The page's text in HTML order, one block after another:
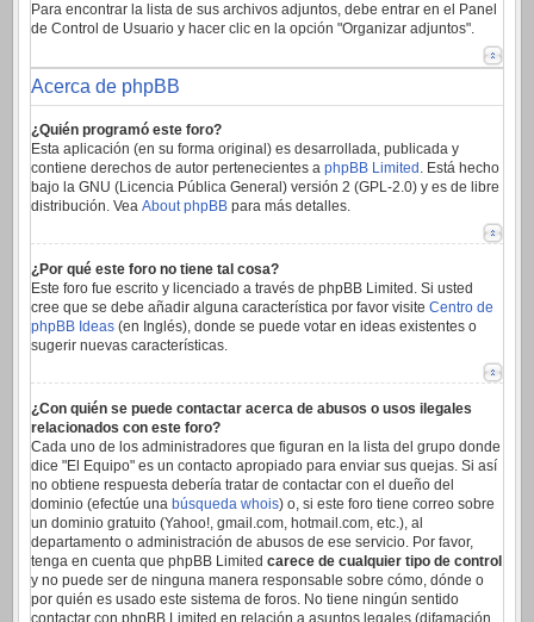
Para encontrar la lista de sus archivos adjuntos, debe entrar en el Panel
de Control de Usuario y hacer clic en la opción "Organizar adjuntos".
Acerca de phpBB
¿Quién programó este foro?
Esta aplicación (en su forma original) es desarrollada, publicada y
contiene derechos de autor pertenecientes a phpBB Limited . Está hecho
bajo la GNU (Licencia Pública General) versión 2 (GPL-2.0) y es de libre
distribución. Vea About phpBB para más detalles.
¿Por qué este foro no tiene tal cosa?
Este foro fue escrito y licenciado a través de phpBB Limited. Si usted
cree que se debe añadir alguna característica por favor visite Centro de
phpBB Ideas (en Inglés), donde se puede votar en ideas existentes o
sugerir nuevas características.
¿Con quién se puede contactar acerca de abusos o usos ilegales
relacionados con este foro?
Cada uno de los administradores que figuran en la lista del grupo donde
dice "El Equipo" es un contacto apropiado para enviar sus quejas. Si así
no obtiene respuesta debería tratar de contactar con el dueño del
dominio (efectúe una búsqueda whois) o, si este foro tiene correo sobre
un dominio gratuito (Yahoo!, gmail.com, hotmail.com, etc.), al
departamento o administración de abusos de ese servicio. Por favor,
tenga en cuenta que phpBB Limited carece de cualquier tipo de control
y no puede ser de ninguna manera responsable sobre cómo, dónde o
por quién es usado este sistema de foros. No tiene ningún sentido
contactar con phpBB Limited en relación a asuntos legales (difamación,